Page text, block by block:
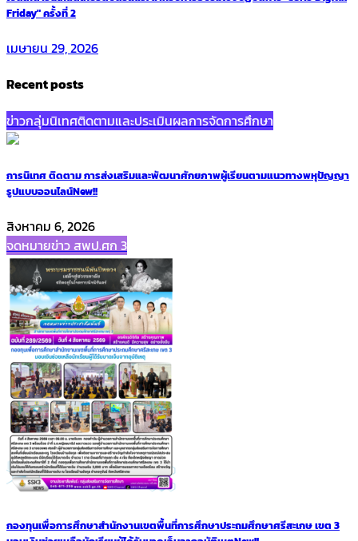
Friday" ครั้งที่ 2
เมษายน 29, 2026
Recent posts
ข่าวกลุ่มนิเทศติดตามและประเมินผลการจัดการศึกษา
การนิเทศ ติดตาม การส่งเสริมและพัฒนาศักยภาพผู้เรียนตามแนวทางพหุปัญญา
รูปแบบออนไลน์New!!
สิงหาคม 6, 2026
จดหมายข่าว สพป.ศก 3
กองทุนเพื่อการศึกษาสำนักงานเขตพื้นที่การศึกษาประถมศึกษาศรีสะเกษ เขต 3